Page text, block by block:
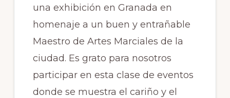
una exhibición en Granada en
homenaje a un buen y entrañable
Maestro de Artes Marciales de la
ciudad. Es grato para nosotros
participar en esta clase de eventos
donde se muestra el cariño y el